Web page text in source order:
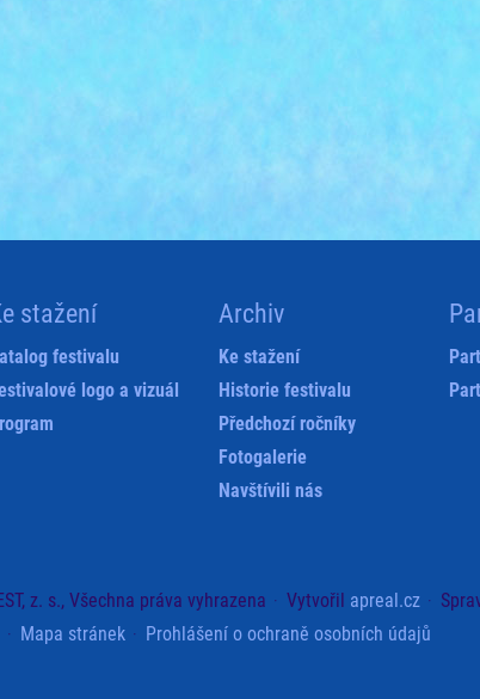
stažení
festivalu
logo a vizuál
Archiv
Ke stažení
Historie festivalu
Předchozí ročníky
Fotogalerie
Navštívili nás
z. s., Všechna práva vyhrazena Vytvořil apreal.cz
Mapa stránek Prohlášení o ochraně osobních údajů